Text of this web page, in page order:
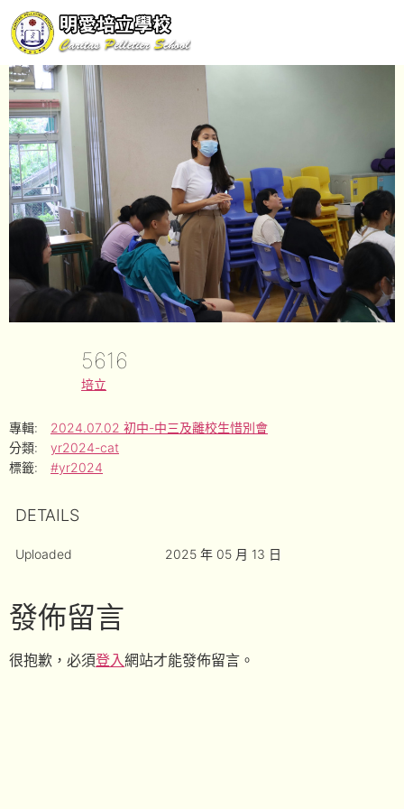
5616
培立
專輯:
2024.07.02 初中-中三及離校生惜別會
分類:
yr2024-cat
標籤:
#yr2024
DETAILS
Uploaded 2025 年 05 月 13 日
發佈留言
很抱歉，必須登入網站才能發佈留言。